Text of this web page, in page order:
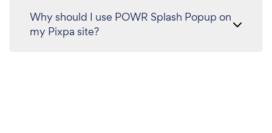
Why should I use POWR Splash Popup on
my Pixpa site?